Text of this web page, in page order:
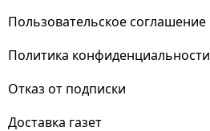
Пользовательское соглашение
Политика конфиденциальности
Отказ от подписки
Доставка газет